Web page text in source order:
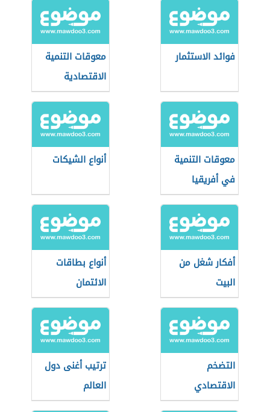
فوائد الاستثمار
معوقات التنمية
الاقتصادية
معوقات التنمية
في أفريقيا
أنواع الشيكات
أفكار شغل من
البيت
أنواع بطاقات
الائتمان
التضخم
الاقتصادي
ترتيب أغنى دول
العالم